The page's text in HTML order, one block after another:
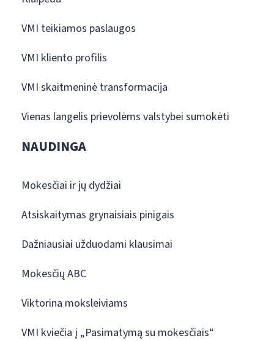
VMI teikiamos paslaugos
VMI kliento profilis
VMI skaitmeninė transformacija
Vienas langelis prievolėms valstybei sumokėti
NAUDINGA
Mokesčiai ir jų dydžiai
Atsiskaitymas grynaisiais pinigais
Dažniausiai užduodami klausimai
Mokesčių ABC
Viktorina moksleiviams
VMI kviečia į „Pasimatymą su mokesčiais“